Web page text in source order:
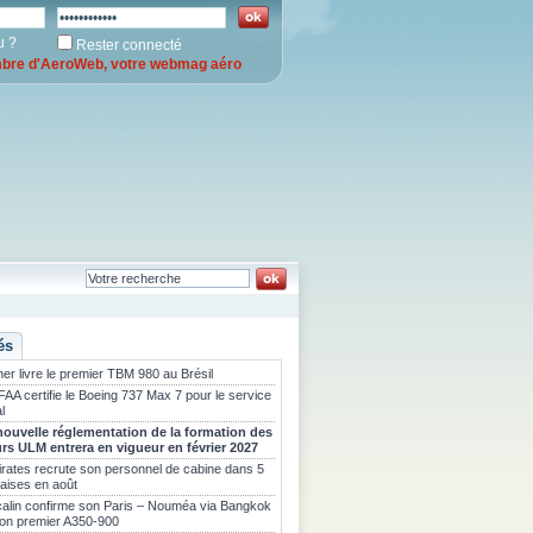
?
Rester connecté
d'AeroWeb, votre webmag aéro
livre le premier TBM 980 au Brésil
certifie le Boeing 737 Max 7 pour le service
réglementation de la formation des
ULM entrera en vigueur en février 2027
recrute son personnel de cabine dans 5
en août
confirme son Paris – Nouméa via Bangkok
premier A350-900